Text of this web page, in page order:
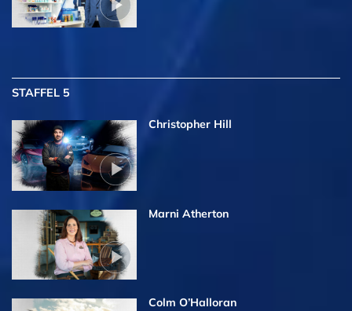
STAFFEL 5
Christopher Hill
Marni Atherton
Colm O’Halloran